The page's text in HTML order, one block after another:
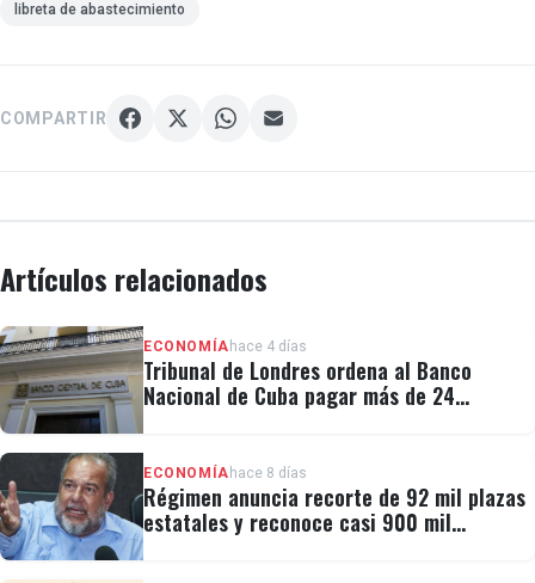
libreta de abastecimiento
COMPARTIR
Artículos relacionados
ECONOMÍA hace 4 días
Tribunal de Londres ordena al Banco
Nacional de Cuba pagar más de 24
ECONOMÍA hace 8 días
Régimen anuncia recorte de 92 mil plazas
estatales y reconoce casi 900 mil